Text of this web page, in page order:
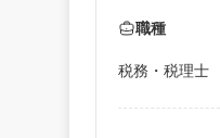
職種
税務・税理士